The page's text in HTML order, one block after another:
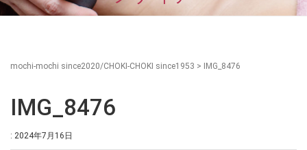
mochi-mochi since2020/CHOKI-CHOKI since1953 > IMG_8476
IMG_8476
: 2024年7月16日